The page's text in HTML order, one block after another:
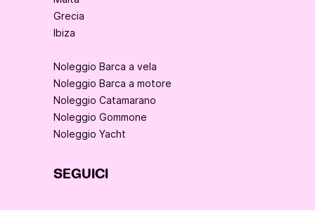
Grecia
Ibiza
Noleggio Barca a vela
Noleggio Barca a motore
Noleggio Catamarano
Noleggio Gommone
Noleggio Yacht
SEGUICI